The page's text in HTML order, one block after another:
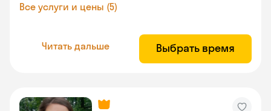
Все услуги и цены (5)
Читать дальше Выбрать время